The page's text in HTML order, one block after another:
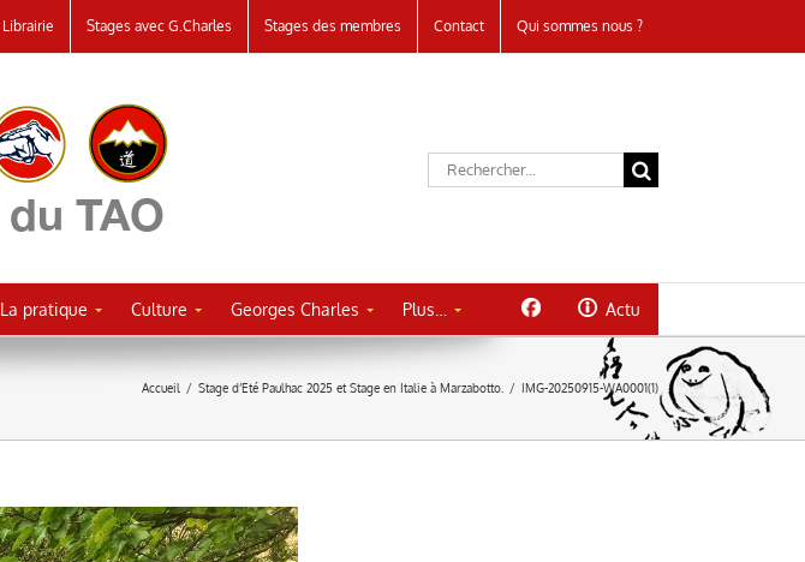
Librairie Stages avec G.Charles Stages des membres Contact Qui sommes nous ?
Rechercher:
La pratique Culture Georges Charles Plus… Actu
Accueil / Stage d’Eté Paulhac 2025 et Stage en Italie à Marzabotto. / IMG-20250915-WA0001(1)